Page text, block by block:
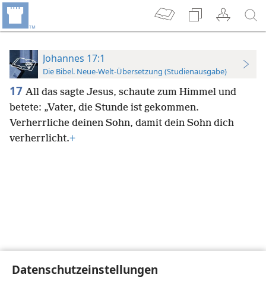
Datenschutzeinstellungen
Johannes 17:1
Die Bibel. Neue-Welt-Übersetzung (Studienausgabe)
17 All das sagte Jesus, schaute zum Himmel und
betete: „Vater, die Stunde ist gekommen.
Verherrliche deinen Sohn, damit dein Sohn dich
verherrlicht.+